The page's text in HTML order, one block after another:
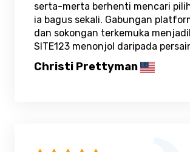
serta-merta berhenti mencari
ia bagus sekali. Gabungan
dan sokongan terkemuka
SITE123 menonjol daripada
Christi Prettyman